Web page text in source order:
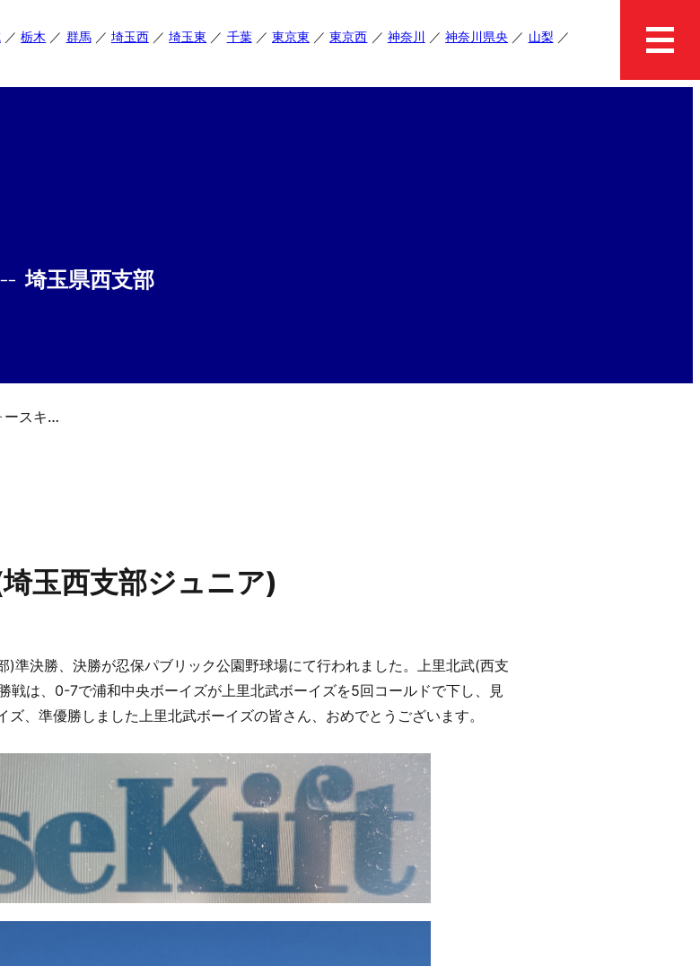
栃木 群馬 埼玉西 埼玉東 千葉 東京東 東京西 神奈川 神奈川県央
山梨
埼玉県西支部
第4回フォースキフト杯(埼玉西支部ジュニア)
玉西支部ジュニア)
準決勝、決勝が忍保パブリック公園野球場にて行われました。上里北武(西支
戦は、0-7で浦和中央ボーイズが上里北武ボーイズを5回コールドで下し、見
、準優勝しました上里北武ボーイズの皆さん、おめでとうございます。